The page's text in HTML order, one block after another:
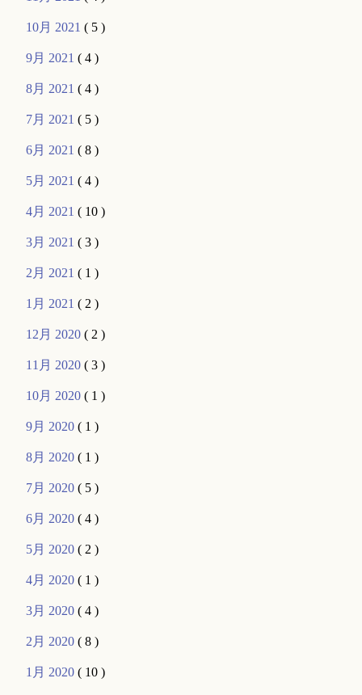
10月 2021( 5 )
9月 2021( 4 )
8月 2021( 4 )
7月 2021( 5 )
6月 2021( 8 )
5月 2021( 4 )
4月 2021( 10 )
3月 2021( 3 )
2月 2021( 1 )
1月 2021( 2 )
12月 2020( 2 )
11月 2020( 3 )
10月 2020( 1 )
9月 2020( 1 )
8月 2020( 1 )
7月 2020( 5 )
6月 2020( 4 )
5月 2020( 2 )
4月 2020( 1 )
3月 2020( 4 )
2月 2020( 8 )
1月 2020( 10 )